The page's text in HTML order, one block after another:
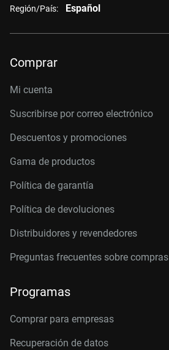
Región/País: Español
Comprar
Mi cuenta
Suscribirse por correo electrónico
Descuentos y promociones
Gama de productos
Política de garantía
Política de devoluciones
Distribuidores y revendedores
Preguntas frecuentes sobre compras
Programas
Comprar para empresas
Recuperación de datos